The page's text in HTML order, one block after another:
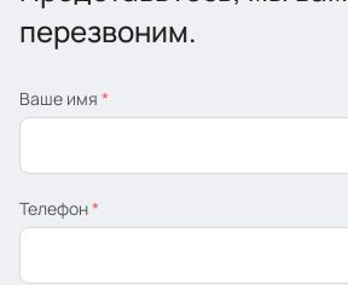
перезвоним.
Ваше имя *
Телефон*